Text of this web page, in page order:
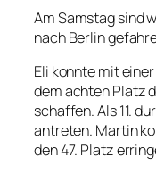
Am Samstag sind
nach Berlin
Eli konnte mit
dem achten Platz
schaffen. Als 11.
antreten. Martin
den 47. Platz